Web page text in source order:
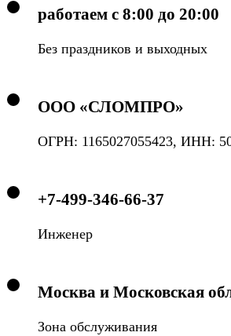
работаем с 8:00 до 20:00
Без праздников и выходных
ООО «СЛОМПРО»
ОГРН: 1165027055423, ИНН:
+7-499-346-66-37
Инженер
Москва и Московская
Зона обслуживания